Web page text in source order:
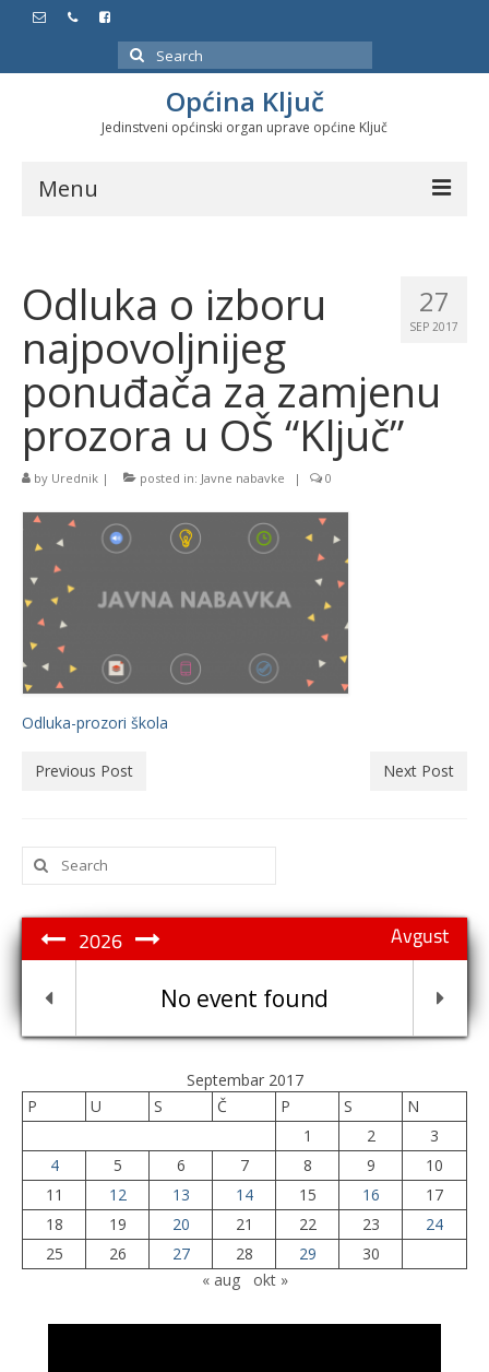
Search
for:
Općina Ključ
Jedinstveni općinski organ uprave općine Ključ
Menu
Službeni glasnici
Javne nabavke
Značajni datumi i manifestacije
Program energetske efikasnosti u stambenom
sektoru
27
SEP 2017
Odluka o izboru
najpovoljnijeg
ponuđača za zamjenu
prozora u OŠ “Ključ”
by Urednik | posted in: Javne nabavke | 0
Odluka-prozori škola
Previous Post Next Post
Search
for:
Avgust
2026
No event found
Septembar 2017
P
U S Č P S
N
1
2
3
4
5 6 7 8 9
10
11
12 13 14 15 16
17
18
19 20 21 22 23
24
25
26 27 28 29
30
« aug
okt »